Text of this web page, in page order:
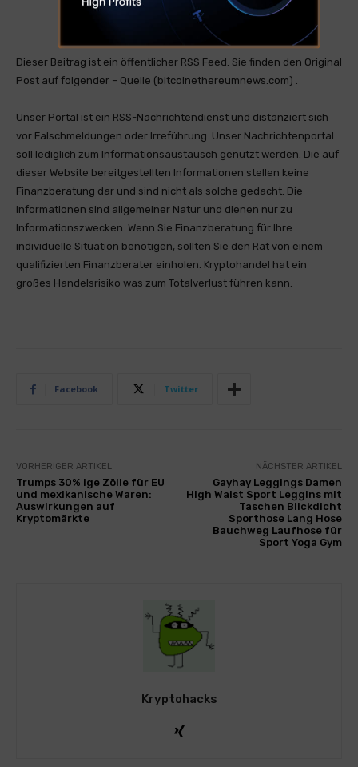
Dieser Beitrag ist ein öffentlicher RSS Feed. Sie finden den Original
Post auf folgender – Quelle (bitcoinethereumnews.com) .
Unser Portal ist ein RSS-Nachrichtendienst und distanziert sich
vor Falschmeldungen oder Irreführung. Unser Nachrichtenportal
soll lediglich zum Informationsaustausch genutzt werden. Die auf
dieser Website bereitgestellten Informationen stellen keine
Finanzberatung dar und sind nicht als solche gedacht. Die
Informationen sind allgemeiner Natur und dienen nur zu
Informationszwecken. Wenn Sie Finanzberatung für Ihre
individuelle Situation benötigen, sollten Sie den Rat von einem
qualifizierten Finanzberater einholen. Kryptohandel hat ein
großes Handelsrisiko was zum Totalverlust führen kann.
Facebook Twitter
VORHERIGER ARTIKEL
Trumps 30% ige Zölle für EU
und mexikanische Waren:
Auswirkungen auf
Kryptomärkte
NÄCHSTER ARTIKEL
Gayhay Leggings Damen
High Waist Sport Leggins mit
Taschen Blickdicht
Sporthose Lang Hose
Bauchweg Laufhose für
Sport Yoga Gym
Kryptohacks